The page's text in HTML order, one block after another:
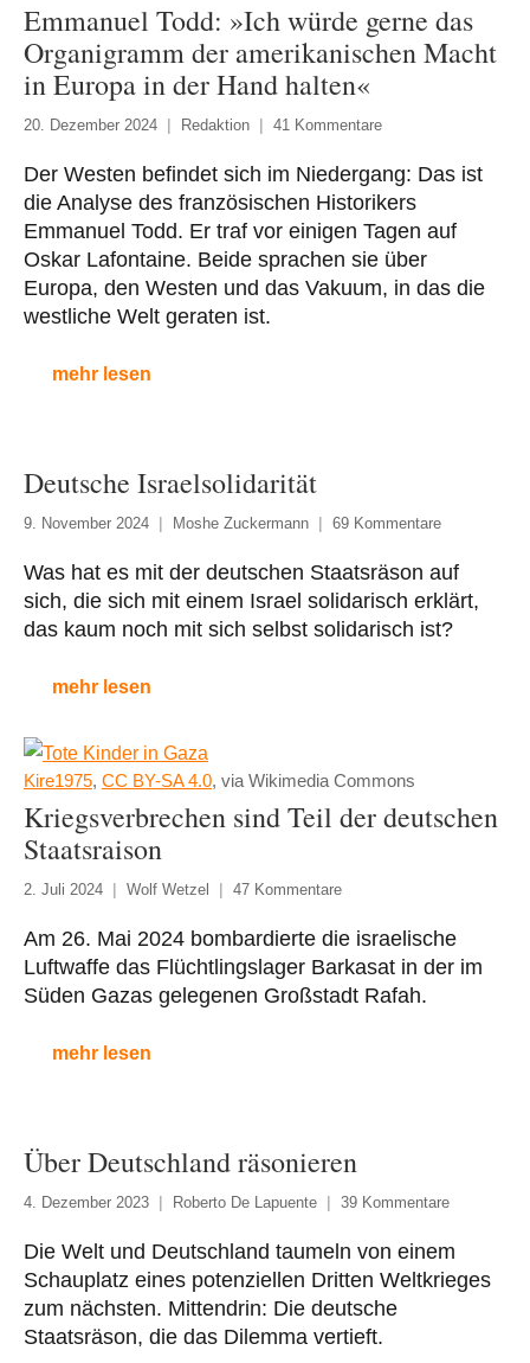
Emmanuel Todd: »Ich würde gerne das
Organigramm der amerikanischen Macht
in Europa in der Hand halten«
20. Dezember 2024 Redaktion 41 Kommentare
Der Westen befindet sich im Niedergang: Das ist
die Analyse des französischen Historikers
Emmanuel Todd. Er traf vor einigen Tagen auf
Oskar Lafontaine. Beide sprachen sie über
Europa, den Westen und das Vakuum, in das die
westliche Welt geraten ist.
mehr lesen
Deutsche Israelsolidarität
9. November 2024 Moshe Zuckermann 69 Kommentare
Was hat es mit der deutschen Staatsräson auf
sich, die sich mit einem Israel solidarisch erklärt,
das kaum noch mit sich selbst solidarisch ist?
mehr lesen
Kire1975, CC BY-SA 4.0, via Wikimedia Commons
Kriegsverbrechen sind Teil der deutschen
Staatsraison
2. Juli 2024 Wolf Wetzel 47 Kommentare
Am 26. Mai 2024 bombardierte die israelische
Luftwaffe das Flüchtlingslager Barkasat in der im
Süden Gazas gelegenen Großstadt Rafah.
mehr lesen
Über Deutschland räsonieren
4. Dezember 2023 Roberto De Lapuente 39 Kommentare
Die Welt und Deutschland taumeln von einem
Schauplatz eines potenziellen Dritten Weltkrieges
zum nächsten. Mittendrin: Die deutsche
Staatsräson, die das Dilemma vertieft.